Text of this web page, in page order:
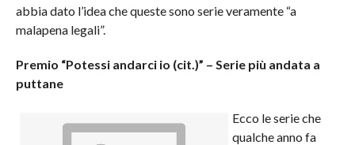
abbia dato l’idea che queste sono serie veramente “a
malapena legali”.
Premio “Potessi andarci io (cit.)” – Serie più andata a
puttane
Ecco le serie che
qualche anno fa